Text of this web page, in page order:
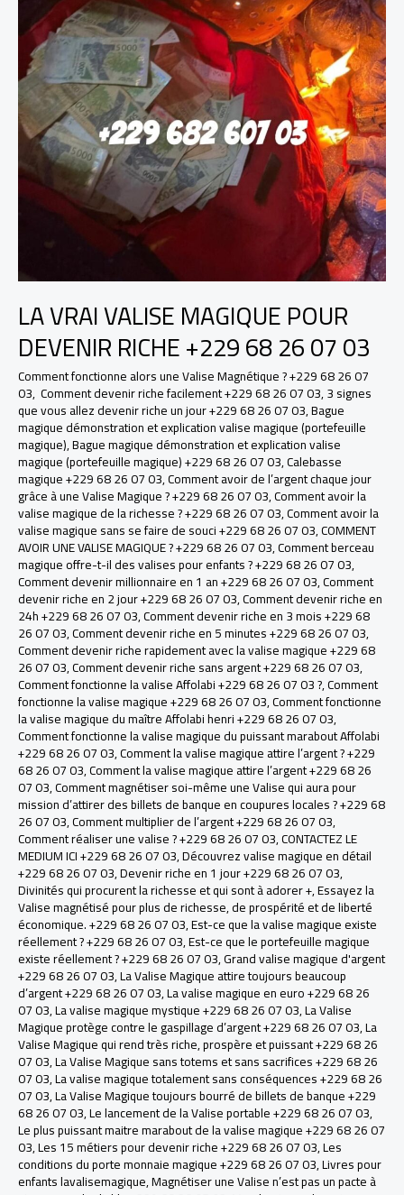
LA VRAI VALISE MAGIQUE POUR
DEVENIR RICHE +229 68 26 07 03
Comment fonctionne alors une Valise Magnétique ? +229 68 26 07
03, Comment devenir riche facilement +229 68 26 07 03,3 signes
que vous allez devenir riche un jour +229 68 26 07 03,Bague
magique démonstration et explication valise magique (portefeuille
magique),Bague magique démonstration et explication valise
magique (portefeuille magique) +229 68 26 07 03,Calebasse
magique +229 68 26 07 03,Comment avoir de l’argent chaque jour
grâce à une Valise Magique ? +229 68 26 07 03,Comment avoir la
valise magique de la richesse ? +229 68 26 07 03,Comment avoir la
valise magique sans se faire de souci +229 68 26 07 03,COMMENT
AVOIR UNE VALISE MAGIQUE ? +229 68 26 07 03,Comment berceau
magique offre-t-il des valises pour enfants ? +229 68 26 07 03,
Comment devenir millionnaire en 1 an +229 68 26 07 03,Comment
devenir riche en 2 jour +229 68 26 07 03,Comment devenir riche en
24h +229 68 26 07 03,Comment devenir riche en 3 mois +229 68
26 07 03,Comment devenir riche en 5 minutes +229 68 26 07 03,
Comment devenir riche rapidement avec la valise magique +229 68
26 07 03,Comment devenir riche sans argent +229 68 26 07 03,
Comment fonctionne la valise Affolabi +229 68 26 07 03 ?,Comment
fonctionne la valise magique +229 68 26 07 03,Comment fonctionne
la valise magique du maître Affolabi henri +229 68 26 07 03,
Comment fonctionne la valise magique du puissant marabout Affolabi
+229 68 26 07 03,Comment la valise magique attire l’argent ? +229
68 26 07 03,Comment la valise magique attire l’argent +229 68 26
07 03,Comment magnétiser soi-même une Valise qui aura pour
mission d’attirer des billets de banque en coupures locales ? +229 68
26 07 03,Comment multiplier de l’argent +229 68 26 07 03,
Comment réaliser une valise ? +229 68 26 07 03,CONTACTEZ LE
MEDIUM ICI +229 68 26 07 03,Découvrez valise magique en détail
+229 68 26 07 03,Devenir riche en 1 jour +229 68 26 07 03,
Divinités qui procurent la richesse et qui sont à adorer +,Essayez la
Valise magnétisé pour plus de richesse, de prospérité et de liberté
économique. +229 68 26 07 03,Est-ce que la valise magique existe
réellement ? +229 68 26 07 03,Est-ce que le portefeuille magique
existe réellement ? +229 68 26 07 03,Grand valise magique d'argent
+229 68 26 07 03,La Valise Magique attire toujours beaucoup
d’argent +229 68 26 07 03,La valise magique en euro +229 68 26
07 03,La valise magique mystique +229 68 26 07 03,La Valise
Magique protège contre le gaspillage d’argent +229 68 26 07 03,La
Valise Magique qui rend très riche, prospère et puissant +229 68 26
07 03,La Valise Magique sans totems et sans sacrifices +229 68 26
07 03,La valise magique totalement sans conséquences +229 68 26
07 03,La Valise Magique toujours bourré de billets de banque +229
68 26 07 03,Le lancement de la Valise portable +229 68 26 07 03,
Le plus puissant maitre marabout de la valise magique +229 68 26 07
03,Les 15 métiers pour devenir riche +229 68 26 07 03,Les
conditions du porte monnaie magique +229 68 26 07 03,Livres pour
enfants lavalisemagique,Magnétiser une Valise n’est pas un pacte à